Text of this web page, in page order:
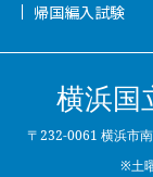
帰国編入試験
横浜国
〒232-0061 横浜市
※土